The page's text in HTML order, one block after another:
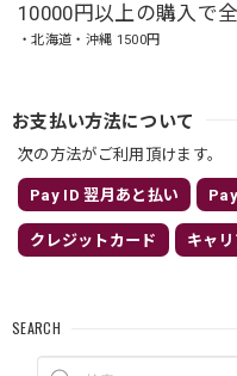
10000円以上の購入で
・北海道・沖縄 1500円
お支払い方法について
次の方法がご利用頂けます。
Pay ID 翌月あと払い
クレジットカード キャ
SEARCH